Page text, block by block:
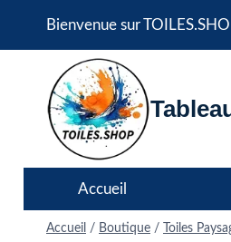
Bienvenue sur
Accueil
Accueil / Boutique / Toiles